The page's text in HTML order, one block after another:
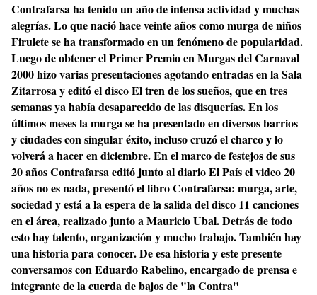
Contrafarsa ha tenido un año de intensa actividad y muchas
alegrías. Lo que nació hace veinte años como murga de niños
Firulete se ha transformado en un fenómeno de popularidad.
Luego de obtener el Primer Premio en Murgas del Carnaval
2000 hizo varias presentaciones agotando entradas en la Sala
Zitarrosa y editó el disco El tren de los sueños, que en tres
semanas ya había desaparecido de las disquerías. En los
últimos meses la murga se ha presentado en diversos barrios
y ciudades con singular éxito, incluso cruzó el charco y lo
volverá a hacer en diciembre. En el marco de festejos de sus
20 años Contrafarsa editó junto al diario El País el video 20
años no es nada, presentó el libro Contrafarsa: murga, arte,
sociedad y está a la espera de la salida del disco 11 canciones
en el área, realizado junto a Mauricio Ubal. Detrás de todo
esto hay talento, organización y mucho trabajo. También hay
una historia para conocer. De esa historia y este presente
conversamos con Eduardo Rabelino, encargado de prensa e
integrante de la cuerda de bajos de "la Contra"